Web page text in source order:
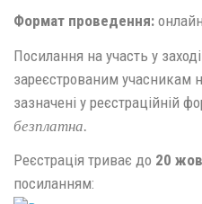
Формат проведення:
Посилання на участь у
зареєстрованим учасникам
зазначені у реєстраційній
безплатна.
Реєстрація триває до 20
посиланням: